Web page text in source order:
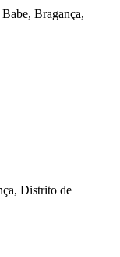
Bragança,
Distrito de